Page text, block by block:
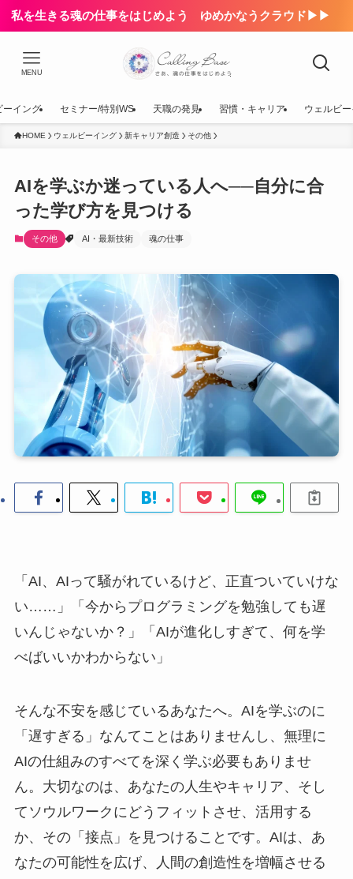
私を生きる魂の仕事をはじめよう ゆめかなうクラウド▶▶
MENU
ーイング セミナー/特別WS 天職の発見 習慣・キャリア ウェルビ
HOME ウェルビーイング 新キャリア創造 その他
AIを学ぶか迷っている人へ──自分に合
った学び方を見つける
その他 AI・最新技術 魂の仕事
「AI、AIって騒がれているけど、正直ついていけな
い……」「今からプログラミングを勉強しても遅
いんじゃないか？」「AIが進化しすぎて、何を学
べばいいかわからない」
そんな不安を感じているあなたへ。AIを学ぶのに
「遅すぎる」なんてことはありませんし、無理に
AIの仕組みのすべてを深く学ぶ必要もありませ
ん。大切なのは、あなたの人生やキャリア、そし
てソウルワークにどうフィットさせ、活用する
か、その「接点」を見つけることです。AIは、あ
なたの可能性を広げ、人間の創造性を増幅させる